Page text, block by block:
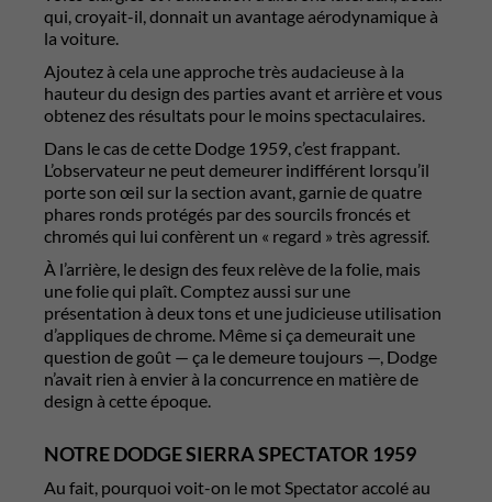
qui, croyait-il, donnait un avantage aérodynamique à
la voiture.
Ajoutez à cela une approche très audacieuse à la
hauteur du design des parties avant et arrière et vous
obtenez des résultats pour le moins spectaculaires.
Dans le cas de cette Dodge 1959, c’est frappant.
L’observateur ne peut demeurer indifférent lorsqu’il
porte son œil sur la section avant, garnie de quatre
phares ronds protégés par des sourcils froncés et
chromés qui lui confèrent un « regard » très agressif.
À l’arrière, le design des feux relève de la folie, mais
une folie qui plaît. Comptez aussi sur une
présentation à deux tons et une judicieuse utilisation
d’appliques de chrome. Même si ça demeurait une
question de goût — ça le demeure toujours —, Dodge
n’avait rien à envier à la concurrence en matière de
design à cette époque.
NOTRE DODGE SIERRA SPECTATOR 1959
Au fait, pourquoi voit-on le mot Spectator accolé au